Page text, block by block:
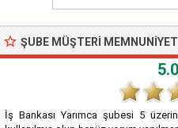
ŞUBE MÜŞTERI
5.0
İş Bankası Yarımca şubesi 5